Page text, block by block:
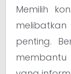
Memilih
penting.